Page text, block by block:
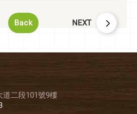
Back NEXT
道二段101號9樓